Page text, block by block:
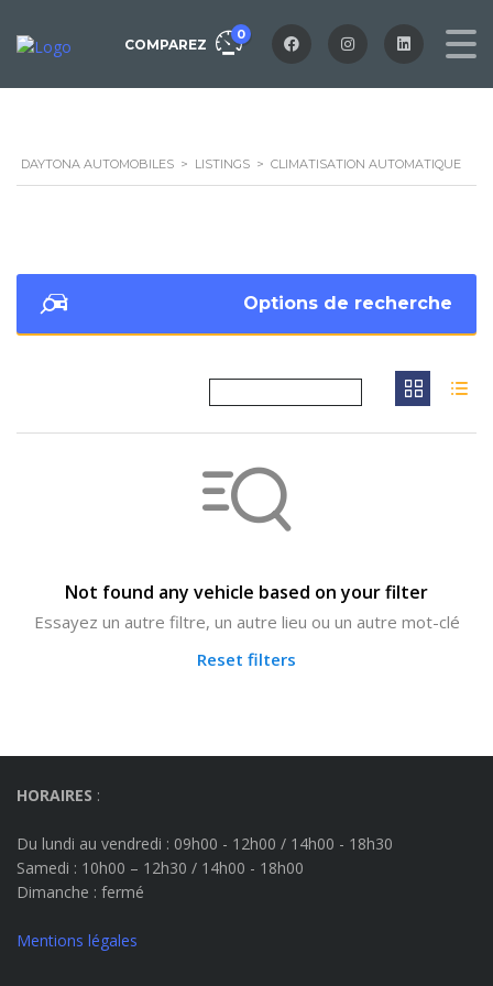
COMPAREZ
0
DAYTONA AUTOMOBILES > LISTINGS > CLIMATISATION AUTOMATIQUE
Options de recherche
Not found any vehicle based on your filter
Essayez un autre filtre, un autre lieu ou un autre mot-clé
Reset filters
HORAIRES :
Du lundi au vendredi : 09h00 - 12h00 / 14h00 - 18h30
Samedi : 10h00 – 12h30 / 14h00 - 18h00
Dimanche : fermé
Mentions légales